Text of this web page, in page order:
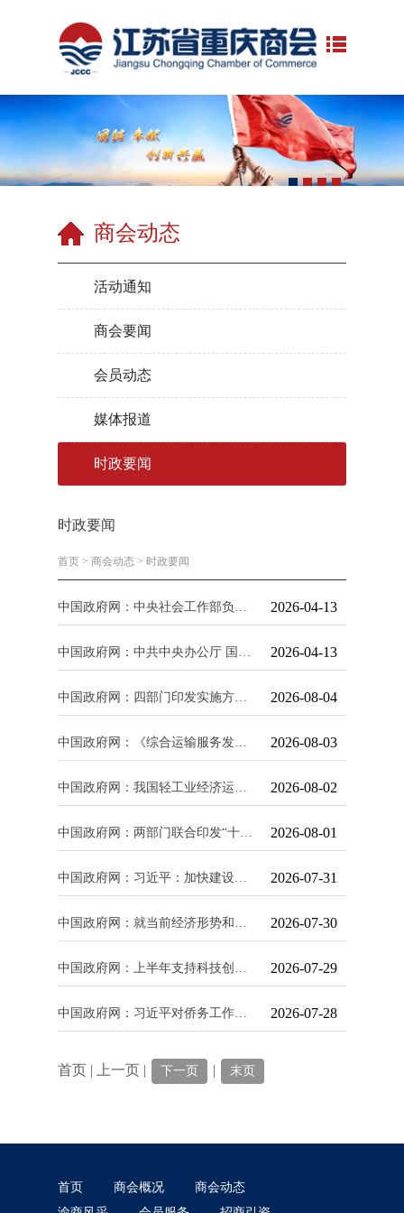
商会动态
活动通知
商会要闻
会员动态
媒体报道
时政要闻
时政要闻
首页 > 商会动态 > 时政要闻
2026-04-13
2026-04-13
2026-08-04
2026-08-03
2026-08-02
2026-08-01
2026-07-31
2026-07-30
2026-07-29
2026-07-28
首页 | 上一页 | 下一页 | 末页
首页 商会概况
商会动态